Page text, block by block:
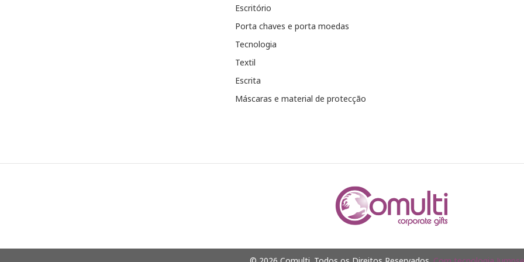
Escritório
Porta chaves e porta moedas
Tecnologia
Textil
Escrita
Máscaras e material de protecção